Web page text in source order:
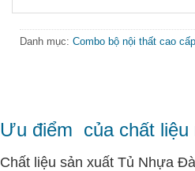
4 ngăn kéo dùng để đồ
dụng hay dùng đến như :
sở thích trang trí phòng,
khung ảnh, lọ hoa,… Vì
Danh mục: Combo bộ nội thất cao cấp
Ưu điểm của chất liệu
Chất liệu sản xuất Tủ Nhựa